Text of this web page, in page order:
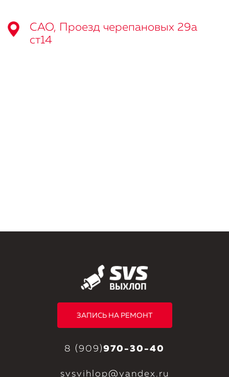
САО, Проезд черепановых 29а
ст14
ЗАПИСЬ НА РЕМОНТ
8 (909)970-30-40
svsvihlop@yandex.ru